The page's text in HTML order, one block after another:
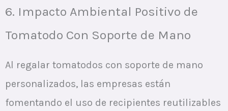
6. Impacto Ambiental Positivo de
Tomatodo Con Soporte de Mano
Al regalar tomatodos con soporte de mano
personalizados, las empresas están
fomentando el uso de recipientes reutilizables